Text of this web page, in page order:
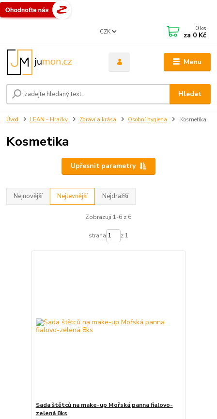
Menu
CZK
Hledat
0 ks
za 0 Kč
Úvod LEAN - Hračky Zdraví a krása Osobní hygiena Kosmetika
Kosmetika
Upřesnit parametry
Nejnovější Nejlevnější Nejdražší
Zobrazuji 1-6 z 6
strana z 1
Sada štětců na make-up Mořská panna fialovo-
zelená 8ks